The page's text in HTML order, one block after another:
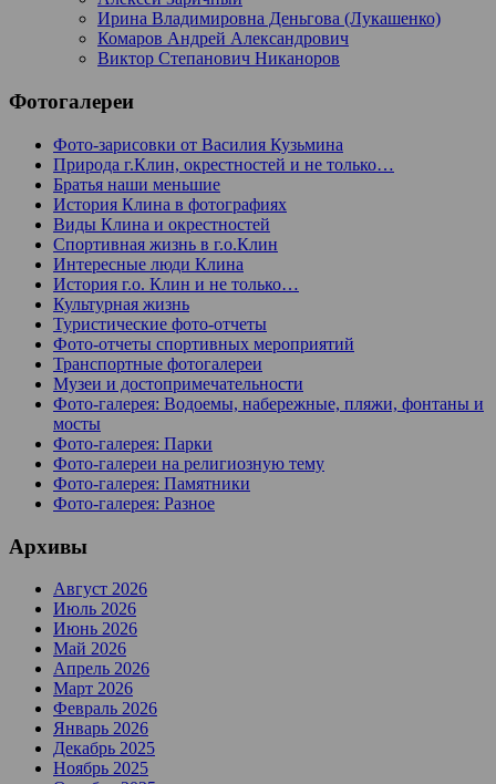
Ирина Владимировна Деньгова (Лукашенко)
Комаров Андрей Александрович
Виктор Степанович Никаноров
Фотогалереи
Фото-зарисовки от Василия Кузьмина
Природа г.Клин, окрестностей и не только…
Братья наши меньшие
История Клина в фотографиях
Виды Клина и окрестностей
Спортивная жизнь в г.о.Клин
Интересные люди Клина
История г.о. Клин и не только…
Культурная жизнь
Туристические фото-отчеты
Фото-отчеты спортивных мероприятий
Транспортные фотогалереи
Музеи и достопримечательности
Фото-галерея: Водоемы, набережные, пляжи, фонтаны и
мосты
Фото-галерея: Парки
Фото-галереи на религиозную тему
Фото-галерея: Памятники
Фото-галерея: Разное
Архивы
Август 2026
Июль 2026
Июнь 2026
Май 2026
Апрель 2026
Март 2026
Февраль 2026
Январь 2026
Декабрь 2025
Ноябрь 2025